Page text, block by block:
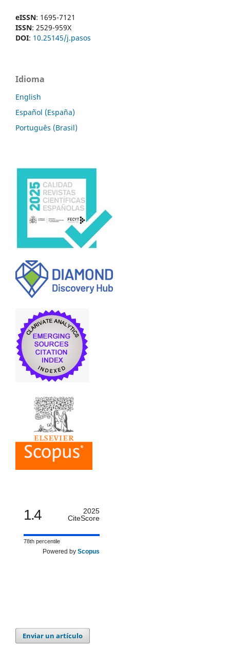
eISSN: 1695-7121
ISSN: 2529-959X
DOI: 10.25145/j.pasos
Idioma
English
Español (España)
Português (Brasil)
1.4
2025
CiteScore
78th percentile
Powered by Scopus
Enviar un artículo